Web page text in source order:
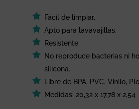
Fácil de limpiar.
Apto para lavavajillas.
Resistente.
No reproduce bacterias ni
silicona.
Libre de BPA, PVC, Vinilo,
Medidas: 20,32 x 17,78 x 2,54